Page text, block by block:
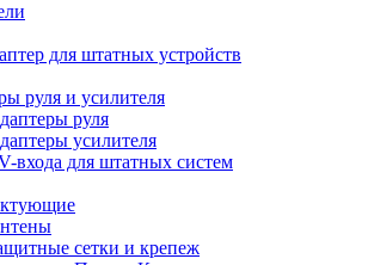
для штатных устройств
руля и усилителя
руля
усилителя
входа для штатных систем
сетки и крепеж